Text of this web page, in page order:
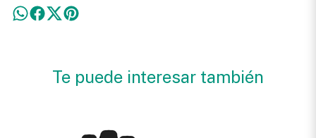
Te puede interesar también